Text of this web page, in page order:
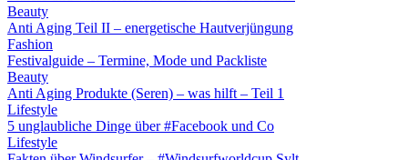
Beauty
Anti Aging Teil II – energetische Hautverjüngung
Fashion
Festivalguide – Termine, Mode und Packliste
Beauty
Anti Aging Produkte (Seren) – was hilft – Teil 1
Lifestyle
5 unglaubliche Dinge über #Facebook und Co
Lifestyle